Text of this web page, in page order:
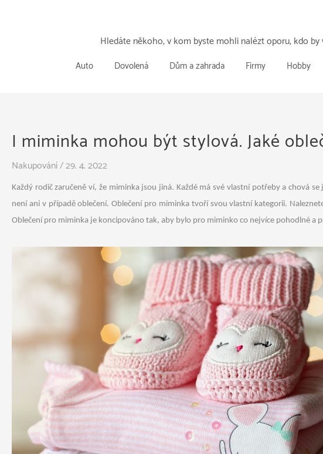
Hledáte někoho, v kom byste mohli nalézt oporu, kdo
Auto Dovolená Dům a zahrada Firmy Hobby
I miminka mohou být stylová. Jaké
Nakupování/29. 4. 2022
Každý rodič zaručeně ví, že miminka jsou jiná. Každé má své vlastní potřeby a
není ani v případě oblečení.Oblečení pro miminka tvoří svou vlastní kategorii.
Oblečení pro miminka je koncipováno tak, aby bylo pro miminko co nejvíce pohodlné a